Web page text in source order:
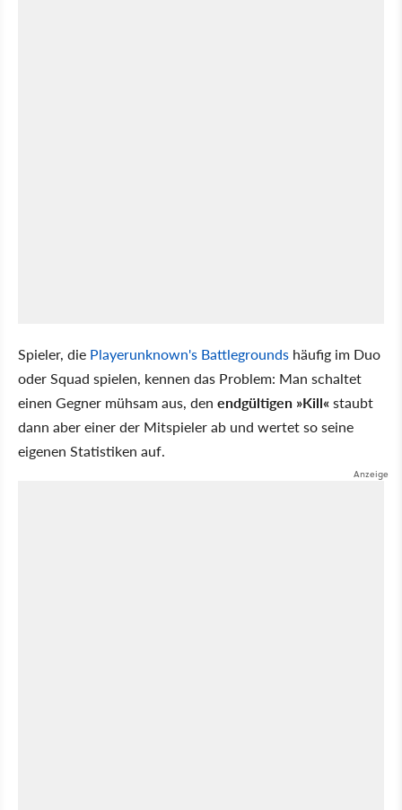
Spieler, die Playerunknown's Battlegrounds häufig im Duo
oder Squad spielen, kennen das Problem: Man schaltet
einen Gegner mühsam aus, den endgültigen »Kill«staubt
dann aber einer der Mitspieler ab und wertet so seine
eigenen Statistiken auf.